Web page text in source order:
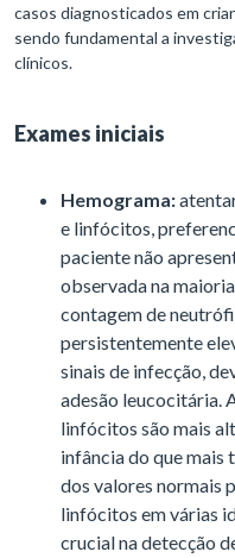
casos diagnosticados em
sendo fundamental a
clínicos.
Exames iniciais
Hemograma:
e linfócitos,
paciente não
observada na
contagem de
persistentemente
sinais de infecção,
adesão leucocitária.
linfócitos são mais
infância do que mais
dos valores normais
linfócitos em várias
crucial na detecção